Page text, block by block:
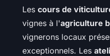
Les cours de
vignes à l'agriculture
vignerons locaux
exceptionnels. Les